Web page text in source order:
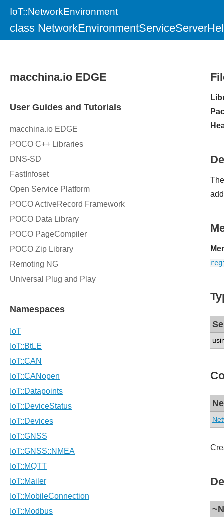
IoT::NetworkEnvironment
class